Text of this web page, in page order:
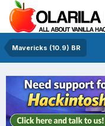
Mavericks (10.9) BR